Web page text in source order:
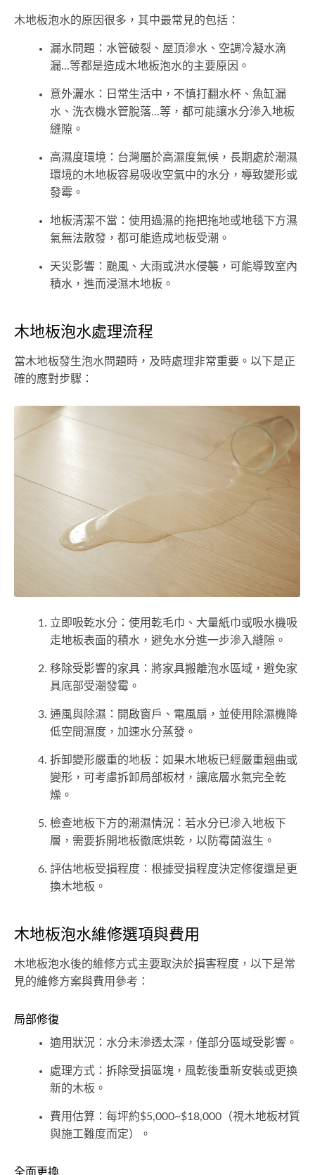
木地板泡水的原因很多，其中最常見的包括：
漏水問題：水管破裂、屋頂滲水、空調冷凝水滴
漏...等都是造成木地板泡水的主要原因。
意外灑水：日常生活中，不慎打翻水杯、魚缸漏
水、洗衣機水管脫落...等，都可能讓水分滲入地板
縫隙。
高濕度環境：台灣屬於高濕度氣候，長期處於潮濕
環境的木地板容易吸收空氣中的水分，導致變形或
發霉。
地板清潔不當：使用過濕的拖把拖地或地毯下方濕
氣無法散發，都可能造成地板受潮。
天災影響：颱風、大雨或洪水侵襲，可能導致室內
積水，進而浸濕木地板。
木地板泡水處理流程
當木地板發生泡水問題時，及時處理非常重要。以下是正
確的應對步驟：
立即吸乾水分：使用乾毛巾、大量紙巾或吸水機吸
走地板表面的積水，避免水分進一步滲入縫隙。
移除受影響的家具：將家具搬離泡水區域，避免家
具底部受潮發霉。
通風與除濕：開啟窗戶、電風扇，並使用除濕機降
低空間濕度，加速水分蒸發。
拆卸變形嚴重的地板：如果木地板已經嚴重翹曲或
變形，可考慮拆卸局部板材，讓底層水氣完全乾
燥。
檢查地板下方的潮濕情況：若水分已滲入地板下
層，需要拆開地板徹底烘乾，以防霉菌滋生。
評估地板受損程度：根據受損程度決定修復還是更
換木地板。
木地板泡水維修選項與費用
木地板泡水後的維修方式主要取決於損害程度，以下是常
見的維修方案與費用參考：
局部修復
適用狀況：水分未滲透太深，僅部分區域受影響。
處理方式：拆除受損區塊，風乾後重新安裝或更換
新的木板。
費用估算：每坪約$5,000~$18,000（視木地板材質
與施工難度而定）。
全面更換